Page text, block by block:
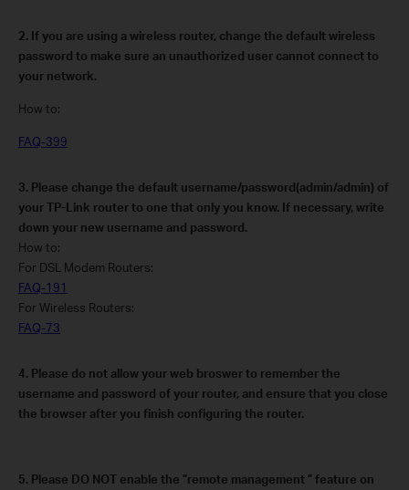
2. If you are using a wireless router, change the default wireless
password to make sure an unauthorized user cannot connect to
your network.
How to:
FAQ-399
3. Please change the default username/password(admin/admin) of
your TP-Link router to one that only you know. If necessary, write
down your new username and password.
How to:
For DSL Modem Routers:
FAQ-191
For Wireless Routers:
FAQ-73
4. Please do not allow your web broswer to remember the
username and password of your router, and ensure that you close
the browser after you finish configuring the router.
5. Please DO NOT enable the ”remote management ” feature on